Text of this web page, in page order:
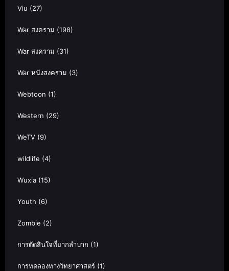
Viu (27)
War สงคราม (198)
War สงคราม (31)
War หนังสงคราม (3)
Webtoon (1)
Western (29)
WeTV (9)
wildlife (4)
Wuxia (15)
Youth (6)
Zombie (2)
การตัดสินใจที่ยากลำบาก (1)
การทดลองทางวิทยาศาสตร์ (1)